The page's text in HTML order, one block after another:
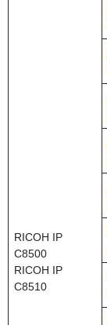
RICOH IP
C8500
RICOH IP
C8510